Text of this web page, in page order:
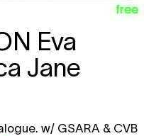
free
Eva
Jane
w/ GSARA & CVB